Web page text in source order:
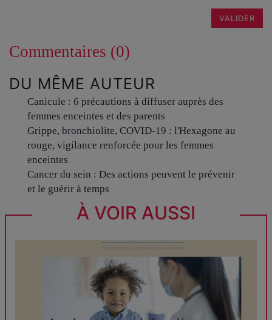
VALIDER
Commentaires (0)
DU MÊME AUTEUR
Canicule : 6 précautions à diffuser auprès des
femmes enceintes et des parents
Grippe, bronchiolite, COVID-19 : l'Hexagone au
rouge, vigilance renforcée pour les femmes
enceintes
Cancer du sein : Des actions peuvent le prévenir
et le guérir à temps
À VOIR AUSSI